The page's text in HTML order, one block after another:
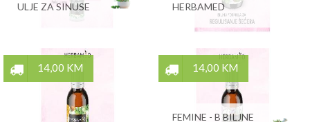
ULJE ZA SINUSE
HERBAMED
14,00 KM 14,00 KM
FEMINE - B BILJNE